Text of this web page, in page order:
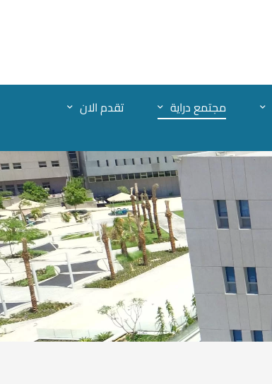
مجتمع دراية تقدم الان